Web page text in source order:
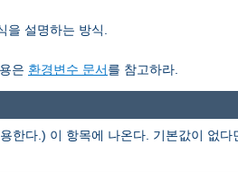
설명하는 방식.
은 환경변수 문서를 참고하라.
한다.) 이 항목에 나온다. 기본값이 없다